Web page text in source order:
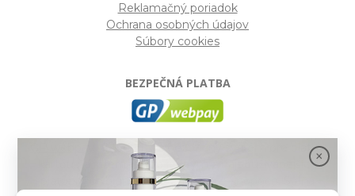
Reklamačný poriadok
Ochrana osobných údajov
Súbory cookies
BEZPEČNÁ PLATBA
- Moderný a bezpečný systém pre platby
kartou na internete. Je jedným z najpoužívanejších
platobných brán na slovenských e-shopoch. Spĺňa